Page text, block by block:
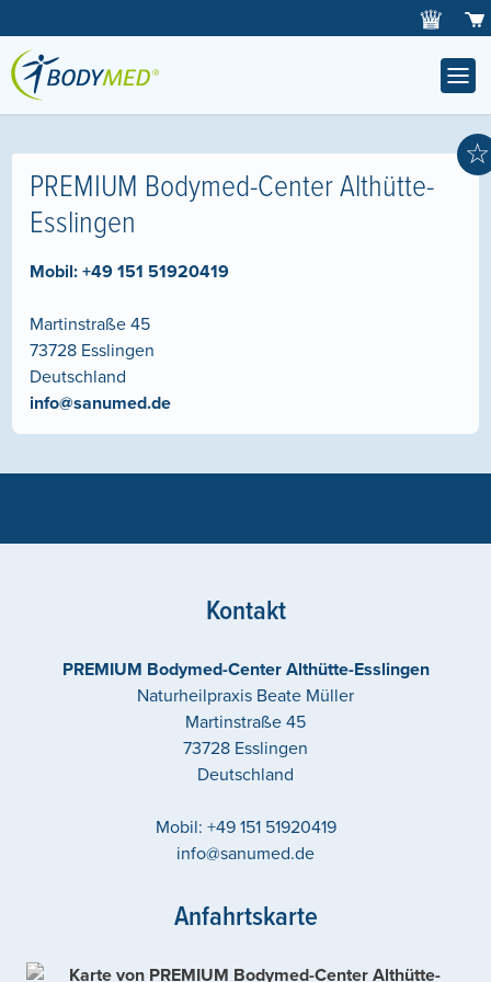
☆
PREMIUM Bodymed-Center Althütte-
Esslingen
Mobil:+49 151 51920419
Martinstraße 45
73728 Esslingen
Deutschland
info@sanumed.de
Kontakt
PREMIUM Bodymed-Center Althütte-Esslingen
Naturheilpraxis Beate Müller
Martinstraße 45
73728 Esslingen
Deutschland
Mobil: +49 151 51920419
info@sanumed.de
Anfahrtskarte